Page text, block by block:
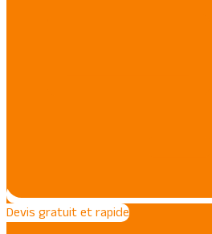
Devis gratuit et rapide